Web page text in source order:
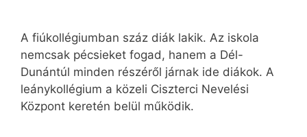
A fiúkollégiumban száz diák lakik. Az iskola
nemcsak pécsieket fogad, hanem a Dél-
Dunántúl minden részéről járnak ide diákok. A
leánykollégium a közeli Ciszterci Nevelési
Központ keretén belül működik.